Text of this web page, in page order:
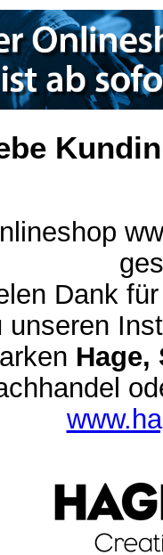
Dank
unseren
Hage,